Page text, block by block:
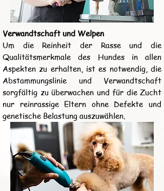
Verwandtschaft und Welpen
Um die Reinheit der Rasse und die
Qualitätsmerkmale des Hundes in allen
Aspekten zu erhalten, ist es notwendig, die
Abstammungslinie und Verwandtschaft
sorgfältig zu überwachen und für die Zucht
nur reinrassige Eltern ohne Defekte und
genetische Belastung auszuwählen.